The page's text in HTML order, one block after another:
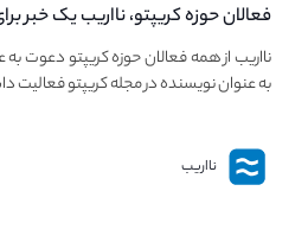
فعالان حوزه کریپتو، نااریب یک خبر
فعالیت در مجله کریپتو
نااریب از همه فعالان حوزه کریپتو دعوت به
به عنوان نویسنده در مجله کریپتو فعالیت
نااریب